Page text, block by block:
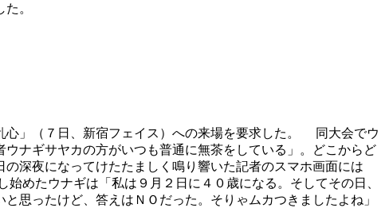
。
心」（７日、新宿フェイス）への来場を要求した。 同大会でウ
ナギサヤカの方がいつも普通に無茶をしている」。どこからど
深夜になってけたたましく鳴り響いた記者のスマホ画面には
めたウナギは「私は９月２日に４０歳になる。そしてその日、
思ったけど、答えはＮＯだった。そりゃムカつきましたよね」